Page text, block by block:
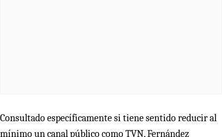
Consultado específicamente si tiene sentido reducir al
mínimo un canal público como TVN, Fernández